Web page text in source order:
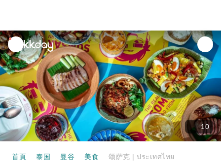
unread
notifications
10
首頁 泰国 曼谷 美食 颂萨克 | ประเทศไทย